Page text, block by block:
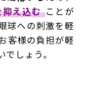
抑え込む ことが
球への刺激を軽
客様の負担が軽
しょう。